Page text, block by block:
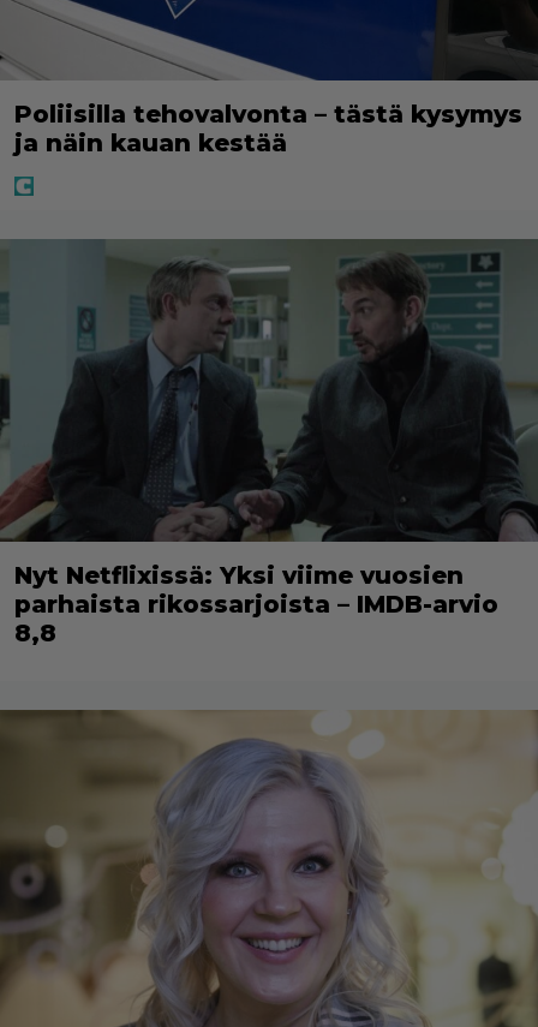
Poliisilla tehovalvonta – tästä kysymys
ja näin kauan kestää
Nyt Netflixissä: Yksi viime vuosien
parhaista rikossarjoista – IMDB-arvio
8,8